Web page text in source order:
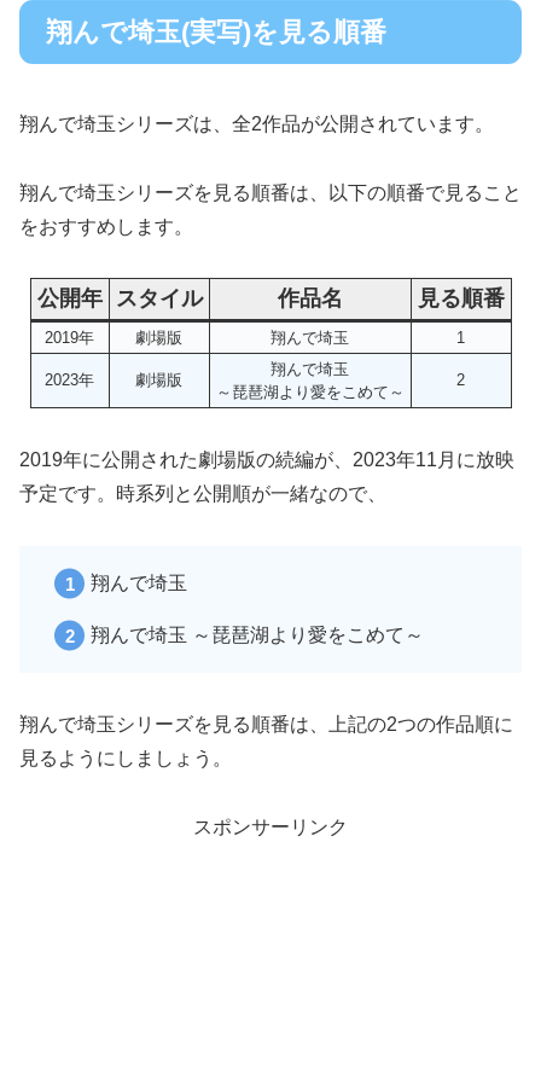
翔んで埼玉(実写)を見る順番
翔んで埼玉シリーズは、全2作品が公開されています。
翔んで埼玉シリーズを見る順番は、以下の順番で見ること
をおすすめします。
公開年 スタイル 作品名 見る順番
2019年 劇場版 翔んで埼玉 1
2023年 劇場版
翔んで埼玉
～琵琶湖より愛をこめて～
2
2019年に公開された劇場版の続編が、2023年11月に放映
予定です。時系列と公開順が一緒なので、
翔んで埼玉
翔んで埼玉 ～琵琶湖より愛をこめて～
翔んで埼玉シリーズを見る順番は、上記の2つの作品順に
見るようにしましょう。
スポンサーリンク